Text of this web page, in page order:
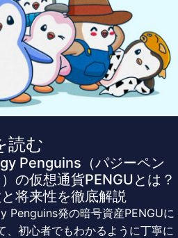
読む
Penguins（パジーペン
の仮想通貨PENGUとは？
将来性を徹底解説
Penguins発の暗号資産PENGUに
、初心者でもわかるように丁寧に